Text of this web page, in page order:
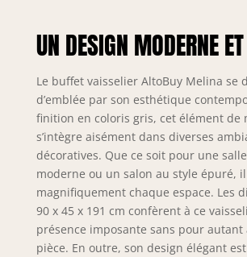
tiroirs sont
sur rails
tablettes
sous p
UN DESIGN MODERNE
Le buffet vaisselier AltoBuy Melina se
d’emblée par son esthétique
finition en coloris gris, cet élément de
s’intègre aisément dans diverses
décoratives. Que ce soit pour une
moderne ou un salon au style épuré,
magnifiquement chaque espace. Les
90 x 45 x 191 cm confèrent à ce
présence imposante sans pour
pièce. En outre, son design élégant est